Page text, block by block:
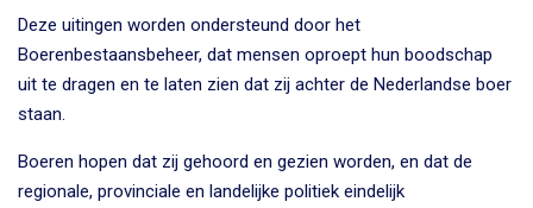
Deze uitingen worden ondersteund door het
Boerenbestaansbeheer, dat mensen oproept hun boodschap
uit te dragen en te laten zien dat zij achter de Nederlandse boer
staan.
Boeren hopen dat zij gehoord en gezien worden, en dat de
regionale, provinciale en landelijke politiek eindelijk